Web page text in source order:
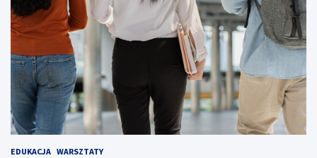
EDUKACJA WARSZTATY